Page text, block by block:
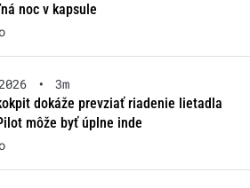
noc v kapsule
•
3m
dokáže prevziať riadenie lietadla
môže byť úplne inde